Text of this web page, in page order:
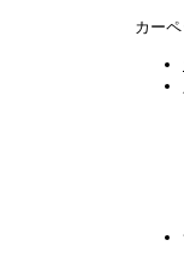
カーペ